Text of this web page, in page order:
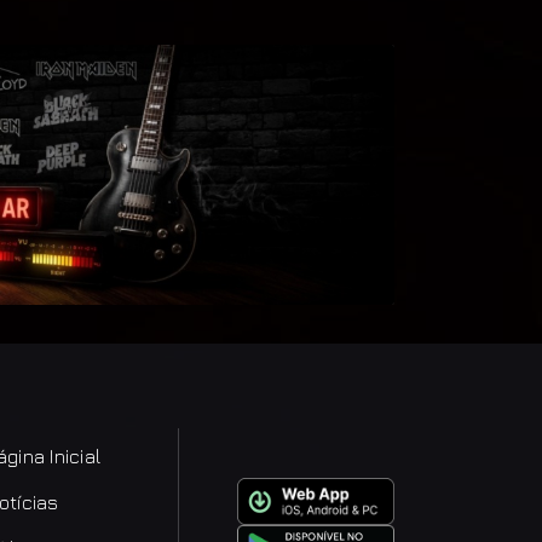
Inicial